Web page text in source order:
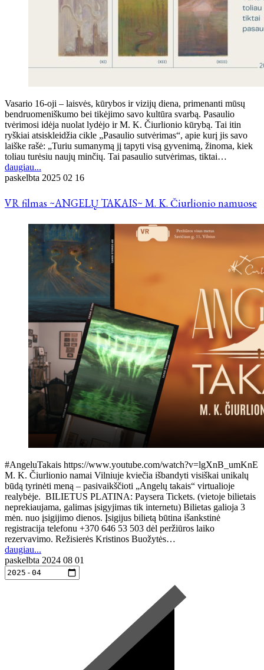
Vasario 16-oji – laisvės, kūrybos ir vizijų diena, primenanti mūsų
bendruomeniškumo bei tikėjimo savo kultūra svarbą. Pasaulio
tvėrimosi idėja nuolat lydėjo ir M. K. Čiurlionio kūrybą. Tai itin
ryškiai atsiskleidžia cikle „Pasaulio sutvėrimas“, apie kurį jis savo
laiške rašė: „Turiu sumanymą jį tapyti visą gyvenimą, žinoma, kiek
toliau turėsiu naujų minčių. Tai pasaulio sutvėrimas, tiktai…
daugiau...
paskelbta 2025 02 16
VR filmas ~ANGELŲ TAKAIS~ M. K. Čiurlionio namuose
#AngeluTakais https://www.youtube.com/watch?v=lgXnB_umKnE
M. K. Čiurlionio namai Vilniuje kviečia išbandyti visiškai unikalų
būdą tyrinėti meną – pasivaikščioti „Angelų takais“ virtualioje
realybėje. BILIETUS PLATINA: Paysera Tickets. (vietoje bilietais
neprekiaujama, galimas įsigyjimas tik internetu) Bilietas galioja 3
mėn. nuo įsigijimo dienos. Įsigijus bilietą būtina išankstinė
registracija telefonu +370 646 53 503 dėl peržiūros laiko
rezervavimo. Režisierės Kristinos Buožytės…
daugiau...
paskelbta 2024 08 01